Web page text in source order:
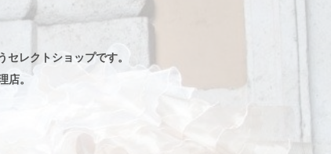
レクトショップです。
店。